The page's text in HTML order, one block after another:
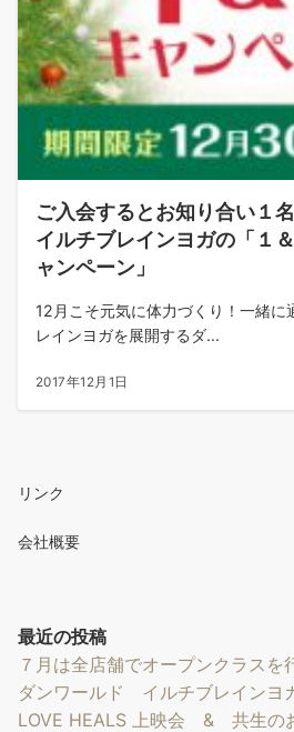
ご入会するとお知り合い１
イルチブレインヨガの「１
ャンペーン」
12月こそ元気に体力づくり！一緒に
レインヨガを展開するダ...
2017年12月1日
リンク
会社概要
最近の投稿
７月は全店舗でオープンクラスを
ダンワールド イルチブレイン
LOVE HEALS 上映会 & 共生の